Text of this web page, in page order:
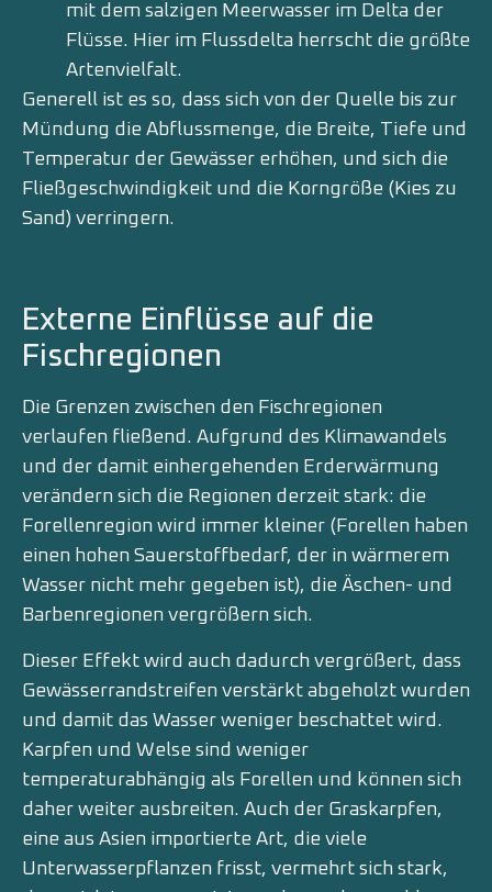
mit dem salzigen Meerwasser im Delta der
Flüsse. Hier im Flussdelta herrscht die größte
Artenvielfalt.
Generell ist es so, dass sich von der Quelle bis zur
Mündung die Abflussmenge, die Breite, Tiefe und
Temperatur der Gewässer erhöhen, und sich die
Fließgeschwindigkeit und die Korngröße (Kies zu
Sand) verringern.
Externe Einflüsse auf die
Fischregionen
Die Grenzen zwischen den Fischregionen
verlaufen fließend. Aufgrund des Klimawandels
und der damit einhergehenden Erderwärmung
verändern sich die Regionen derzeit stark: die
Forellenregion wird immer kleiner (Forellen haben
einen hohen Sauerstoffbedarf, der in wärmerem
Wasser nicht mehr gegeben ist), die Äschen- und
Barbenregionen vergrößern sich.
Dieser Effekt wird auch dadurch vergrößert, dass
Gewässerrandstreifen verstärkt abgeholzt wurden
und damit das Wasser weniger beschattet wird.
Karpfen und Welse sind weniger
temperaturabhängig als Forellen und können sich
daher weiter ausbreiten. Auch der Graskarpfen,
eine aus Asien importierte Art, die viele
Unterwasserpflanzen frisst, vermehrt sich stark,